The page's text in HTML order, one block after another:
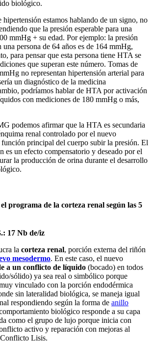
biológico.
hipertensión estamos hablando de un signo, no
que la presión esperable para una
mmHg + su edad. Por ejemplo: la presión
una persona de 64 años es de 164 mmHg,
para pensar que esta persona tiene HTA se
que superan este número. Tomas de
no representan hipertensión arterial para
un diagnóstico de la medicina
podríamos hablar de HTA por activación
con mediciones de 180 mmHg o más,
podemos afirmar que la HTA es secundaria
renal controlado por el nuevo
función principal del cuerpo subir la presión. El
es un efecto compensatorio y deseado por el
la producción de orina durante el desarrollo
programa de la corteza renal según las 5
17 Nb de/iz
la corteza renal, porción externa del riñón
mesodermo. En este caso, el nuevo
a un conflicto de líquido (bocado) en todos
sólido) ya sea real o simbólico porque
vinculado con la porción endodérmica
sin lateralidad biológica, se maneja igual
respondiendo según la forma de anillo
biológico responde a su capa
como el grupo de lujo porque inicia con
activo y reparación con mejoras al
Lisis.